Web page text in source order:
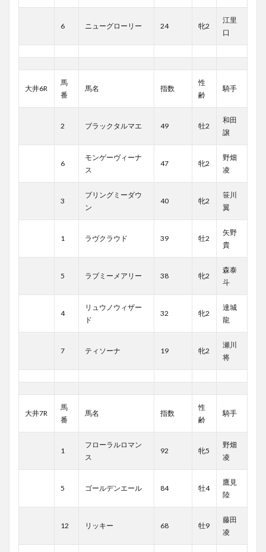
6 ニューグローリー 24 牝2
江里
口
大井6R
馬
番
馬名 指数
性
齢
騎手
2 ブラックタルマエ 49 牡2
和田
譲
6
モンゲーヴィーナ
ス
47 牝2
野畑
凌
3
ブリングミーダウ
ン
40 牝2
笹川
翼
1 ラヴクラウド 39 牡2
矢野
貴
5 ラブミーメアリー 38 牝2
森泰
斗
4
リュウノウィザー
ド
32 牝2
達城
龍
7 ティソーナ 19 牝2
瀬川
将
大井7R
馬
番
馬名 指数
性
齢
騎手
1
フローラルロマン
ス
92 牝5
野畑
凌
5 ゴールデンエール 84 牡4
鷹見
陸
12 リッキー 68 牡9
藤田
凌